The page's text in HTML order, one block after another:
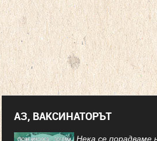
АЗ, ВАКСИНАТОРЪТ
Нека се порадваме